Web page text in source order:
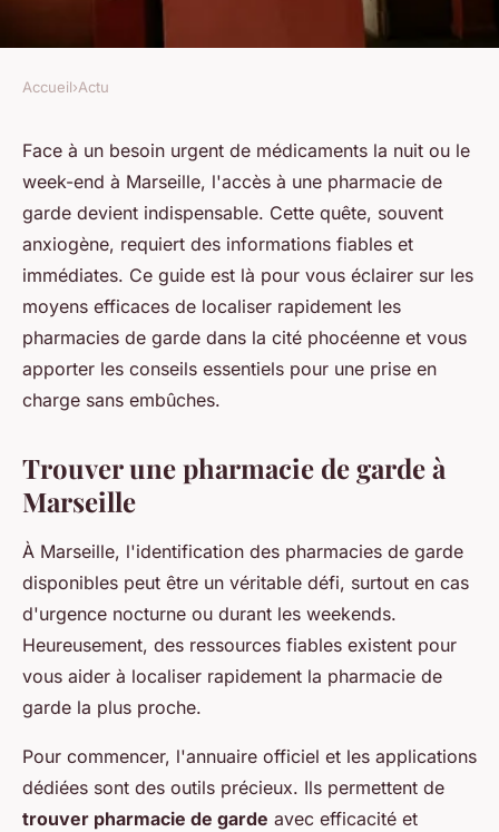
Tout savoir sur la liste des
pharmacies de garde à
marseille
Pauline•11 avril 2024•2 min de lecture
Accueil›Actu
Face à un besoin urgent de médicaments la nuit ou le
week-end à Marseille, l'accès à une pharmacie de
garde devient indispensable. Cette quête, souvent
anxiogène, requiert des informations fiables et
immédiates. Ce guide est là pour vous éclairer sur les
moyens efficaces de localiser rapidement les
pharmacies de garde dans la cité phocéenne et vous
apporter les conseils essentiels pour une prise en
charge sans embûches.
Trouver une pharmacie de garde à
Marseille
À Marseille, l'identification des pharmacies de garde
disponibles peut être un véritable défi, surtout en cas
d'urgence nocturne ou durant les weekends.
Heureusement, des ressources fiables existent pour
vous aider à localiser rapidement la pharmacie de
garde la plus proche.
Pour commencer, l'annuaire officiel et les applications
dédiées sont des outils précieux. Ils permettent de
trouver pharmacie de garde avec efficacité et